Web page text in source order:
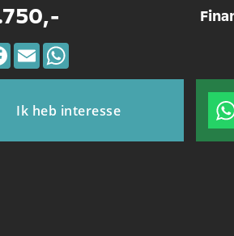
Facebook
EmailWhatsApp
Ik heb interesse